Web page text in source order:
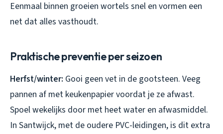
Eenmaal binnen groeien wortels snel en vormen een
net dat alles vasthoudt.
Praktische preventie per seizoen
Herfst/winter: Gooi geen vet in de gootsteen. Veeg
pannen af met keukenpapier voordat je ze afwast.
Spoel wekelijks door met heet water en afwasmiddel.
In Santwijck, met de oudere PVC-leidingen, is dit extra